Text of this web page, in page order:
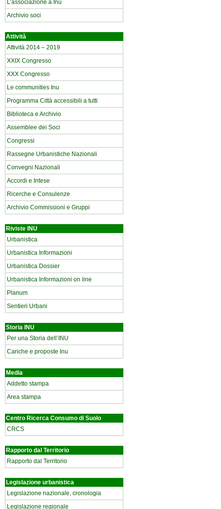
L’associazione a Inu
Archivio soci
Attività
Attività 2014 – 2019
XXIX Congresso
XXX Congresso
Le communities Inu
Programma Città accessibili a tutti
Biblioteca e Archivio
Assemblee dei Soci
Congressi
Rassegne Urbanistiche Nazionali
Convegni Nazionali
Accordi e Intese
Ricerche e Consulenze
Archivio Commissioni e Gruppi
Riviste INU
Urbanistica
Urbanistica Informazioni
Urbanistica Dossier
Urbanistica Informazioni on line
Planum
Sentieri Urbani
Storia INU
Per una Storia dell’INU
Cariche e proposte Inu
Media
Addetto stampa
Area stampa
Centro Ricerca Consumo di Suolo
CRCS
Rapporto dal Territorio
Rapporto dal Territorio
Legislazione urbanistica
Legislazione nazionale, cronologia
Legislazione regionale